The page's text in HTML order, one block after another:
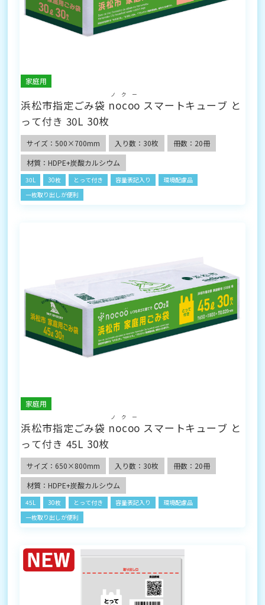
家庭用
浜松市指定ごみ袋 nocoo
ノクー
スマートキューブ と
って付き 30L 30枚
サイズ：500×700mm 入り数：30枚
冊数：20冊
材質：HDPE+炭酸カルシウム
30L 30枚 とって付き 容量表記入り
環境配慮品
一枚取り出しが便利
家庭用
浜松市指定ごみ袋 nocoo
ノクー
スマートキューブ と
って付き 45L 30枚
サイズ：650×800mm 入り数：30枚
冊数：20冊
材質：HDPE+炭酸カルシウム
45L 30枚 とって付き 容量表記入り
環境配慮品
一枚取り出しが便利